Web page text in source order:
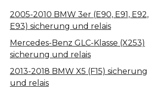
2005-2010 BMW 3er (E90, E91, E92,
E93) sicherung und relais
Mercedes-Benz GLC-Klasse (X253)
sicherung und relais
2013-2018 BMW X5 (F15) sicherung
und relais